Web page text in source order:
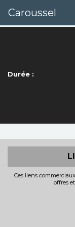
Caroussel
Durée :
Ces liens
offres